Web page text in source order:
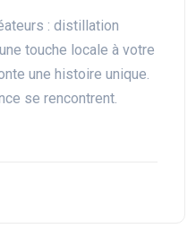
: distillation
touche locale à votre
une histoire unique.
se rencontrent.